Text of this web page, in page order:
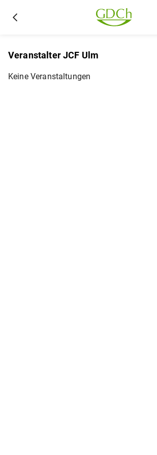
Veranstalter JCF Ulm
Keine Veranstaltungen